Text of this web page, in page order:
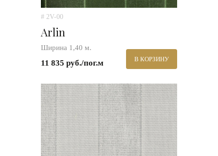
# 2V-00
Arlin
Ширина 1,40 м.
11 835 руб./пог.м В КОРЗИНУ